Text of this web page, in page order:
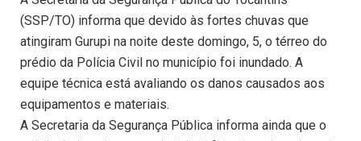
(SSP/TO) informa que devido às fortes chuvas que
atingiram Gurupi na noite deste domingo, 5, o térreo do
prédio da Polícia Civil no município foi inundado. A
equipe técnica está avaliando os danos causados aos
equipamentos e materiais.
A Secretaria da Segurança Pública informa ainda que o